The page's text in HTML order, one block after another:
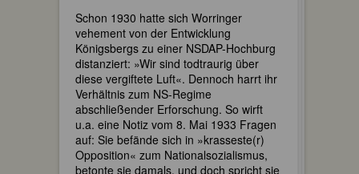
Schon 1930 hatte sich Worringer
vehement von der Entwicklung
Königsbergs zu einer NSDAP-Hochburg
distanziert: »Wir sind todtraurig über
diese vergiftete Luft«. Dennoch harrt ihr
Verhältnis zum NS-Regime
abschließender Erforschung. So wirft
u.a. eine Notiz vom 8. Mai 1933 Fragen
auf: Sie befände sich in »krasseste(r)
Opposition« zum Nationalsozialismus,
betonte sie damals, und doch spricht sie